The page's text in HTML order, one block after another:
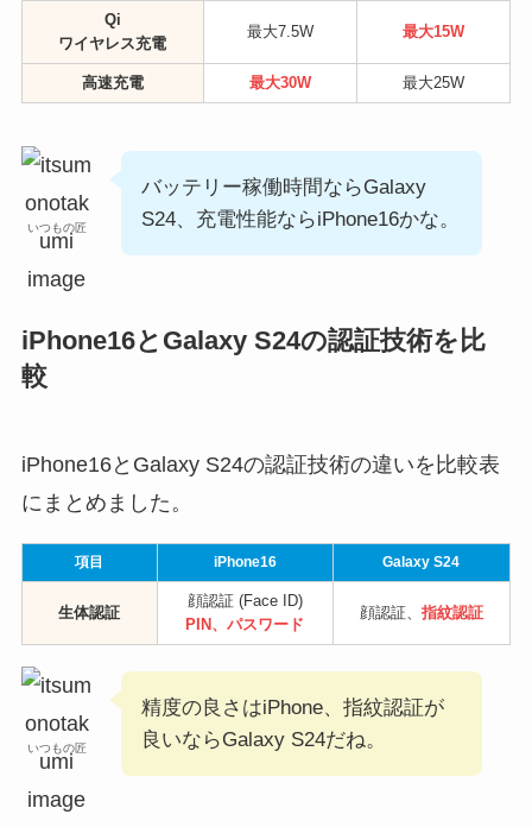
Qi
ワイヤレス充電
最大7.5W 最大15W
高速充電 最大30W 最大25W
いつもの匠
バッテリー稼働時間ならGalaxy
S24、充電性能ならiPhone16かな。
iPhone16とGalaxy S24の認証技術を比
較
iPhone16とGalaxy S24の認証技術の違いを比較表
にまとめました。
項目 iPhone16 Galaxy S24
生体認証
顔認証 (Face ID)
PIN、パスワード
顔認証、 指紋認証
いつもの匠
精度の良さはiPhone、指紋認証が
良いならGalaxy S24だね。